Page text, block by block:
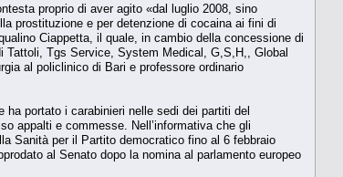
proprio di aver agito «dal luglio 2008, sino
prostituzione e per detenzione di cocaina ai fini di
Ciappetta, il quale, in cambio della concessione di
Tattoli, Tgs Service, System Medical, G,S,H,, Global
al policlinico di Bari e professore ordinario
ha portato i carabinieri nelle sedi dei partiti del
appalti e commesse. Nell’informativa che gli
Sanità per il Partito democratico fino al 6 febbraio
al Senato dopo la nomina al parlamento europeo